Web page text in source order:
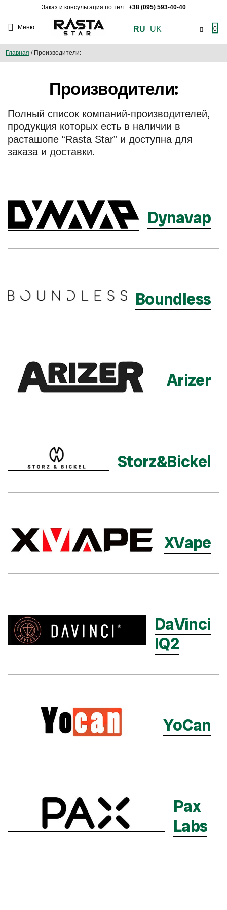
Заказ и консультация по тел.: +38 (095) 593-40-40
Меню RU UK 0
Главная / Производители:
Производители:
Полный список компаний-производителей,
продукция которых есть в наличии в
расташопе “Rasta Star” и доступна для
заказа и доставки.
Dynavap
Boundless
Arizer
Storz&Bickel
XVape
DaVinci
IQ2
YoCan
Pax
Labs